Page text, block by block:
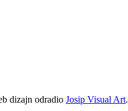
dizajn odradio Josip Visual Art.